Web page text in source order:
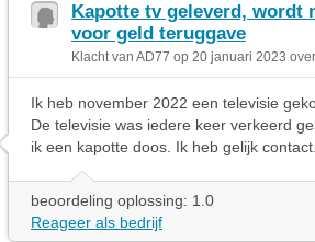
Kapotte tv geleverd, wordt
voor geld teruggave
Klacht van AD77 op 20 januari 2023 over
Ik heb november 2022 een televisie
De televisie was iedere keer verkeerd
ik een kapotte doos. Ik heb gelijk
beoordeling oplossing: 1.0
Reageer als bedrijf